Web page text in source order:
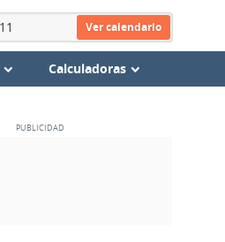
Ver calendario
Calculadoras